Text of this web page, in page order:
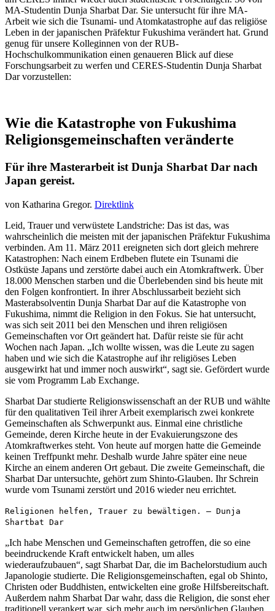
MA-Studentin Dunja Sharbat Dar. Sie untersucht für ihre MA-
Arbeit wie sich die Tsunami- und Atomkatastrophe auf das religiöse
Leben in der japanischen Präfektur Fukushima verändert hat. Grund
genug für unsere Kolleginnen von der RUB-
Hochschulkommunikation einen genaueren Blick auf diese
Forschungsarbeit zu werfen und CERES-Studentin Dunja Sharbat
Dar vorzustellen:
Wie die Katastrophe von Fukushima
Religionsgemeinschaften veränderte
Für ihre Masterarbeit ist Dunja Sharbat Dar nach
Japan gereist.
von Katharina Gregor. Direktlink
Leid, Trauer und verwüstete Landstriche: Das ist das, was
wahrscheinlich die meisten mit der japanischen Präfektur Fukushima
verbinden. Am 11. März 2011 ereigneten sich dort gleich mehrere
Katastrophen: Nach einem Erdbeben flutete ein Tsunami die
Ostküste Japans und zerstörte dabei auch ein Atomkraftwerk. Über
18.000 Menschen starben und die Überlebenden sind bis heute mit
den Folgen konfrontiert. In ihrer Abschlussarbeit bezieht sich
Masterabsolventin Dunja Sharbat Dar auf die Katastrophe von
Fukushima, nimmt die Religion in den Fokus. Sie hat untersucht,
was sich seit 2011 bei den Menschen und ihren religiösen
Gemeinschaften vor Ort geändert hat. Dafür reiste sie für acht
Wochen nach Japan. „Ich wollte wissen, was die Leute zu sagen
haben und wie sich die Katastrophe auf ihr religiöses Leben
ausgewirkt hat und immer noch auswirkt“, sagt sie. Gefördert wurde
sie vom Programm Lab Exchange.
Sharbat Dar studierte Religionswissenschaft an der RUB und wählte
für den qualitativen Teil ihrer Arbeit exemplarisch zwei konkrete
Gemeinschaften als Schwerpunkt aus. Einmal eine christliche
Gemeinde, deren Kirche heute in der Evakuierungszone des
Atomkraftwerkes steht. Von heute auf morgen hatte die Gemeinde
keinen Treffpunkt mehr. Deshalb wurde Jahre später eine neue
Kirche an einem anderen Ort gebaut. Die zweite Gemeinschaft, die
Sharbat Dar untersuchte, gehört zum Shinto-Glauben. Ihr Schrein
wurde vom Tsunami zerstört und 2016 wieder neu errichtet.
Religionen helfen, Trauer zu bewältigen. – Dunja
Shartbat Dar
„Ich habe Menschen und Gemeinschaften getroffen, die so eine
beeindruckende Kraft entwickelt haben, um alles
wiederaufzubauen“, sagt Sharbat Dar, die im Bachelorstudium auch
Japanologie studierte. Die Religionsgemeinschaften, egal ob Shinto,
Christen oder Buddhisten, entwickelten eine große Hilfsbereitschaft.
Außerdem nahm Sharbat Dar wahr, dass die Religion, die sonst eher